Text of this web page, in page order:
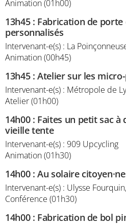
Animation (01h00)
13h45: Fabrication de porte
personnalisés
Intervenant-e(s) : La
Animation (00h45)
13h45:Atelier sur les
Intervenant-e(s) : Métropole de
Atelier (01h00)
14h00: Faites un petit sac à
vieille tente
Intervenant-e(s) : 909 Upcycling
Animation (01h30)
14h00:Au solaire
Intervenant-e(s) : Ulysse
Conférence (01h30)
14h00: Fabrication de bol